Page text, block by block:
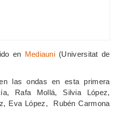
en Mediauni (Universitat de
las ondas en esta primera
Rafa Mollá, Silvia López,
Eva López, Rubén Carmona